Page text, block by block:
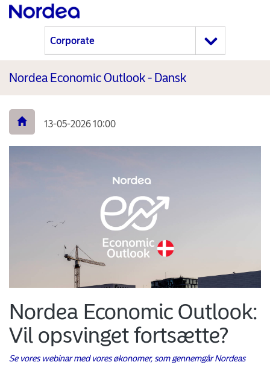
Nordea Economic Outlook - Dansk
13-05-2026 10:00
Nordea Economic Outlook:
Vil opsvinget fortsætte?
Se vores webinar med vores økonomer, som gennemgår Nordeas